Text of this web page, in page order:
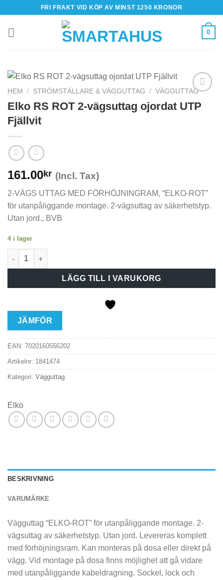
content
FRI FRAKT VID KÖP AV MINST 1250 KRONOR
0
HEM / STRÖMSTÄLLARE & VÄGGUTTAG / VÄGGUTTAG
Elko RS ROT 2-vägsuttag ojordat UTP
Fjällvit
161.00kr (Incl. Tax)
2-VÄGS UTTAG MED FÖRHÖJNINGRAM, “ELKO-ROT”
för utanpåliggande montage. 2-vägsuttag av säkerhetstyp.
Utan jord., BVB
4 i lager
Elko RS ROT 2-vägsuttag ojordat UTP Fjällvit mängd
LÄGG TILL I VARUKORG
JÄMFÖR
EAN: 7020160556202
Artikelnr: 1841474
Kategori: Vägguttag
Elko
BESKRIVNING
VARUMÄRKE
Vägguttag “ELKO-ROT” för utanpåliggande montage. 2-
vägsuttag av säkerhetstyp. Utan jord. Levereras komplett
med förhöjningsram. Kan monteras på dosa eller direkt på
vägg. Vid montage på dosa finns möjlighet att gå vidare
med utanpåliggande kabeldragning. Sockel, lock och